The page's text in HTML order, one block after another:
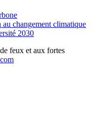
changement climatique
2030
feux et aux fortes